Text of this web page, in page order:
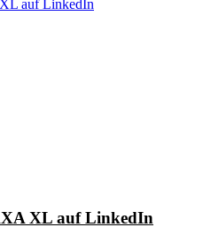
XL auf LinkedIn